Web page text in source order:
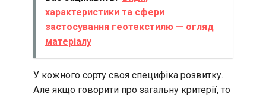
характеристики та сфери
застосування геотекстилю — огляд
матеріалу
У кожного сорту своя специфіка розвитку.
Але якщо говорити про загальну критерії, то